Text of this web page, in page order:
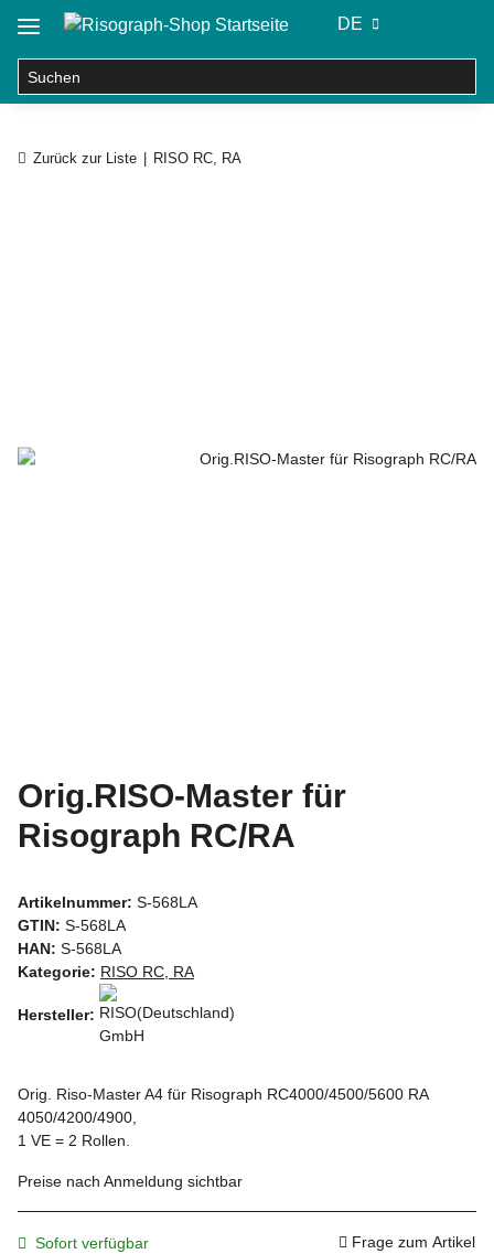
DE
Zurück zur Liste RISO RC, RA
Orig.RISO-Master für
Risograph RC/RA
Artikelnummer: S-568LA
GTIN: S-568LA
HAN: S-568LA
Kategorie: RISO RC, RA
Hersteller:
Orig. Riso-Master A4 für Risograph RC4000/4500/5600 RA
4050/4200/4900,
1 VE = 2 Rollen.
Preise nach Anmeldung sichtbar
Sofort verfügbar Frage zum Artikel